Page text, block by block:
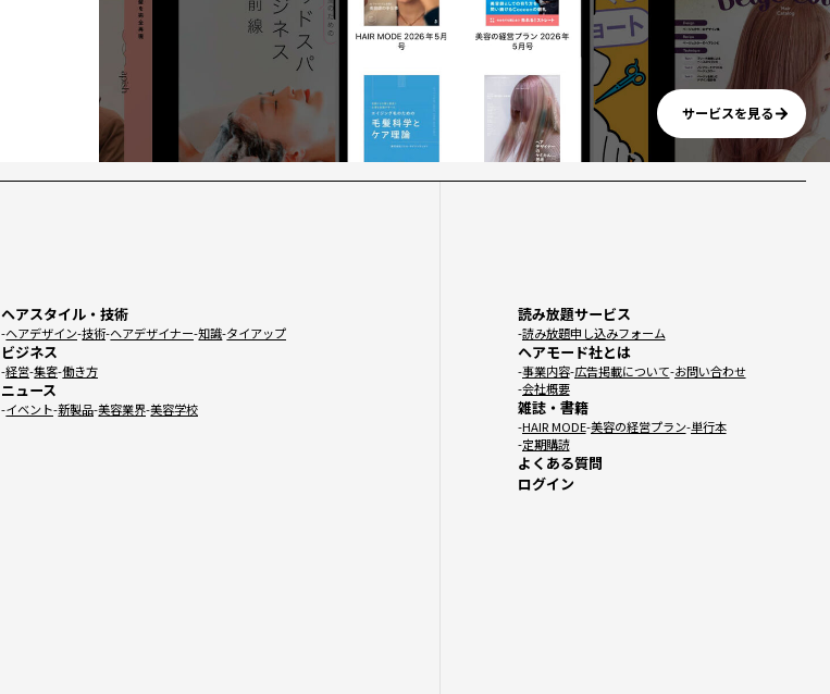
サービスを見る
ヘアスタイル・技術
ヘアデザイン 技術 ヘアデザイナー 知識 タイアップ
ビジネス
経営 集客 働き方
ニュース
イベント 新製品 美容業界 美容学校
読み放題サービス
読み放題申し込みフォーム
ヘアモード社とは
事業内容 広告掲載について お問い合わせ
会社概要
雑誌・書籍
HAIR MODE 美容の経営プラン 単行本
定期購読
よくある質問
ログイン